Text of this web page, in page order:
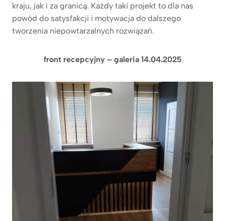
kraju, jak i za granicą. Każdy taki projekt to dla nas
powód do satysfakcji i motywacja do dalszego
tworzenia niepowtarzalnych rozwiązań.
front recepcyjny – galeria 14.04.2025